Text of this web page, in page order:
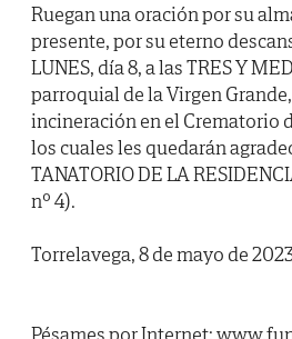
Ruegan una oración por su
presente, por su eterno
LUNES, día 8, a las TRES Y
parroquial de la Virgen
incineración en el Crematorio
los cuales les quedarán
TANATORIO DE LA
nº 4).
Torrelavega, 8 de mayo de